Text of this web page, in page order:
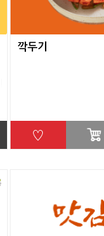
깍두기
♡